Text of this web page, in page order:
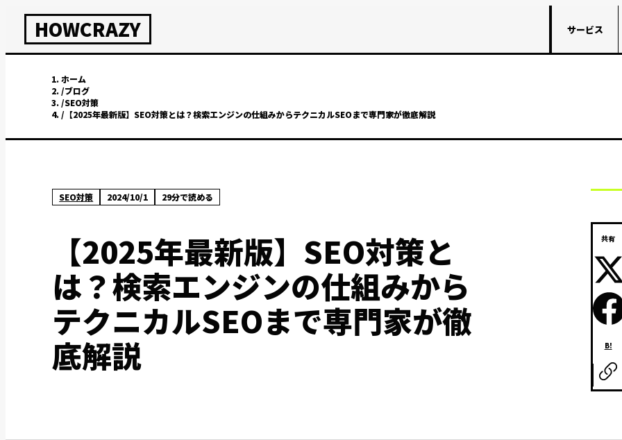
HOWCRAZY サービス
ホーム
/ブログ
/SEO対策
/ 【2025年最新版】SEO対策とは？検索エンジンの仕組みからテクニカルSEOまで専門家が徹底解説
SEO対策 2024/10/1 29分で読める
【2025年最新版】SEO対策と
は？検索エンジンの仕組みから
テクニカルSEOまで専門家が徹
底解説
共有
B!